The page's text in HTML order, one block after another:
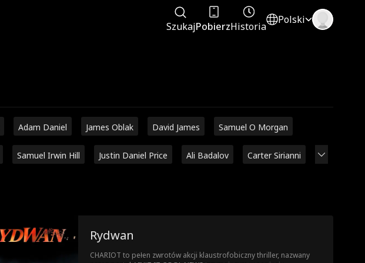
SzukajPobierzHistoria
Polski
Adam Daniel James Oblak David James Samuel O Morgan
Samuel Irwin Hill Justin Daniel Price Ali Badalov Carter Sirianni
Rydwan
CHARIOT to pełen zwrotów akcji klaustrofobiczny thriller, nazwany